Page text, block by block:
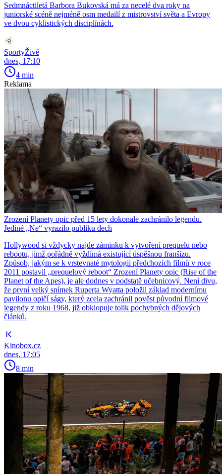
Sedmnáctiletá Barbora Bukovská má za necelé dva roky na
juniorské scéně nejméně osm medailí z mistrovství světa a Evropy
ve dvou cyklistických disciplínách.
SportyŽivě
dnes, 17:10
4 min
Reklama
Zrození Planety opic před 15 lety dokonale zachránilo legendu.
Jediné „Ne“ vyrazilo publiku dech
Hollywood si vždycky najde záminku k vytvoření prequelu nebo
rebootu, jímž pořádně vyždímá existující úspěšnou franšízu.
Způsob, jakým se k vrstevnaté mytologii předchozích filmů v roce
2011 postavil „prequelový reboot“ Zrození Planety opic (Rise of the
Planet of the Apes), je ale dodnes v podstatě učebnicový. Není divu,
že první velký snímek Ruperta Wyatta položil základ modernímu
pavilonu opičí ságy, který zcela zachránil pověst původní filmové
legendy z roku 1968, již obklopuje tolik pochybných dějových
článků.
Kinobox.cz
dnes, 17:05
8 min